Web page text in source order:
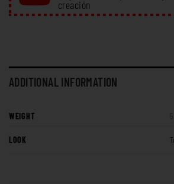
creación
ADDITIONAL INFORMATION
WEIGHT
LOOK